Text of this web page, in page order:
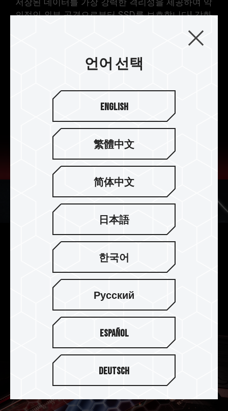
저장된 데이터를 가장 강력한 격리성을 제공하여 악
의적인 외부 공격으로부터 SSD를 보호합니다! 강화
된 컨트롤러의 보안 격리(Security Isolation) 기능
으로 자료 저장의 보안 프로세스를 더욱 강력하게
새롭게 향상된 오류 정정 기술
데이터의 정확성을 보호함과 동시에 뛰어난 성능과
안정성을 갖추고 있습니다! 새롭게 향상된 4K
LDPC(Low Density Parity Check Code) 기술로
SSD의 수명을 연장하는 데 도움을 줍니다.
언어 선택
English
繁體中文
简体中文
日本語
한국어
Русский
Español
Deutsch